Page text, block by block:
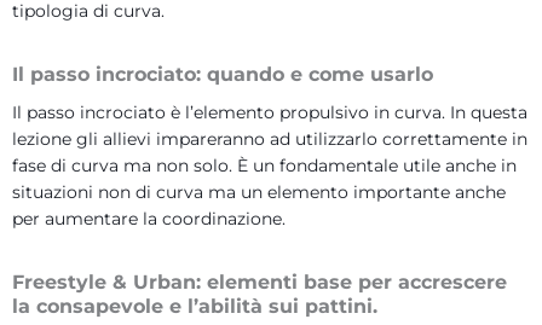
tipologia di curva.
Il passo incrociato: quando e come usarlo
Il passo incrociato è l’elemento propulsivo in curva. In questa
lezione gli allievi impareranno ad utilizzarlo correttamente in
fase di curva ma non solo. È un fondamentale utile anche in
situazioni non di curva ma un elemento importante anche
per aumentare la coordinazione.
Freestyle & Urban: elementi base per accrescere
la consapevole e l’abilità sui pattini.